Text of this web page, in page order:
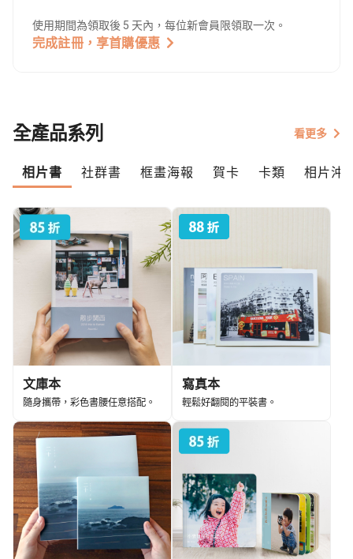
使用期間為領取後 5 天內，每位新會員限領取一次。
完成註冊，享首購優惠
全產品系列 看更多
相片書 社群書 框畫海報 賀卡 卡類 相片沖
文庫本
隨身攜帶，彩色書腰任意搭配。
寫真本
輕鬆好翻閱的平裝書。